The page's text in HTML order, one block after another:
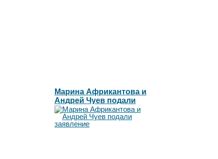
Марина Африкантова и
Андрей Чуев подали
заявление